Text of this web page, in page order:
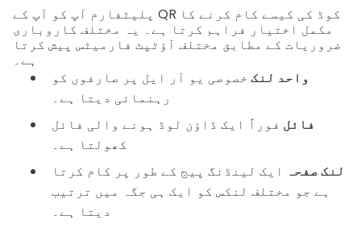
پلیٹفارم آپ کو آپ کے QR کوڈ کی کیسے کام کرنے کا
مکمل اختیار فراہم کرتا ہے۔ یہ مختلف کاروباری
ضروریات کے مطابق مختلف آؤٹپٹ فارمیٹس پیش کرتا
ہے۔
واحد لنک خصوصی یو آر ایل پر صارفوں کو
رہنمائی دیتا ہے۔
فائل فوراً ایک ڈاؤن لوڈ ہونے والی فائل
کھولتا ہے۔
لنک صفحہ ایک لینڈنگ پیج کے طور پر کام کرتا
ہے جو مختلف لنکس کو ایک ہی جگہ میں ترتیب
دیتا ہے۔